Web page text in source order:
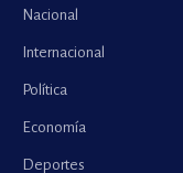
Nacional
Internacional
Política
Economía
Deportes